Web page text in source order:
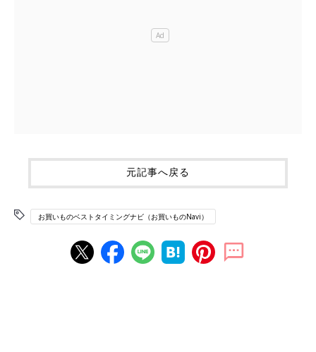
元記事へ戻る
お買いものベストタイミングナビ（お買いものNavi）